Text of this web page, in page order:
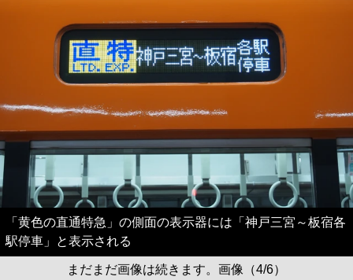
「黄色の直通特急」の側面の表示器には「神戸三宮～板宿各
駅停車」と表示される
まだまだ画像は続きます。画像（4/6）